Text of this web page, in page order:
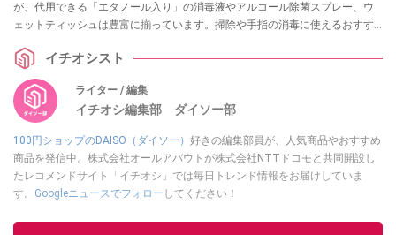
が、代用できる「エタノール入り」の消毒液やアルコール除菌スプレー、ウ
ェットティッシュは豊富に揃っています。掃除や手指の消毒に使えるおすす
イチオシスト
ライター / 編集
イチオシ編集部 ダイソー部
100円ショップのDAISO（ダイソー） 好きの編集部員が、人気商品やおすすめ
商品を発信中。株式会社オールアバウトが株式会社NTTドコモと共同開設し
たレコメンドサイト「イチオシ」では毎日トレンド情報をお届けしていま
す。 Googleニュースでフォロー してください！
このイチオシストの他の記事を読む